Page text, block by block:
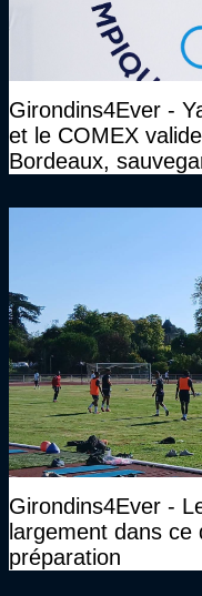
Girondins4Ever -
et le COMEX
Bordeaux,
Girondins4Ever -
largement dans
préparation